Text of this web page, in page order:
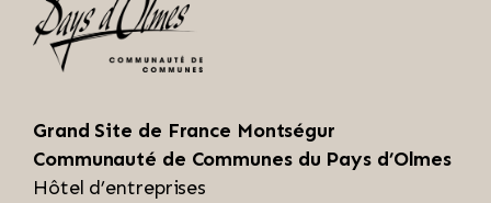
Grand Site de France Montségur
Communauté de Communes du Pays d’Olmes
Hôtel d’entreprises